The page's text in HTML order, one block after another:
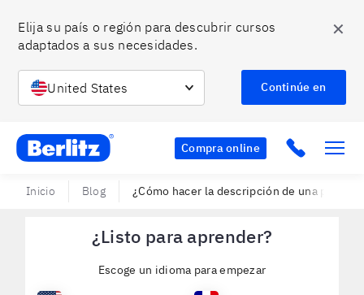
Elija su país o región para descubrir cursos
adaptados a sus necesidades.
United States Continúe en
✕
Berlitz MX Compra online Click to
Inicio Blog ¿Cómo hacer la descripción de una
¿Listo para aprender?
Escoge un idioma para empezar